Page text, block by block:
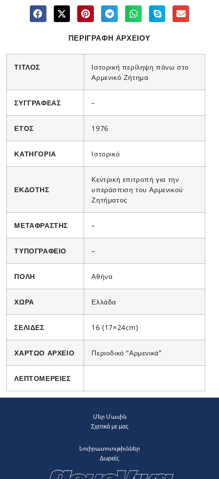
ΠΕΡΙΓΡΑΦΗ ΑΡΧΕΙΟΥ
ΤΙΤΛΟΣ
Ιστορική περίληψη πάνω στο
Αρμενικό Ζήτημα
ΣΥΓΓΡΑΦΕΑΣ –
ΕΤΟΣ 1976
ΚΑΤΗΓΟΡΙΑ Ιστορικό
ΕΚΔΟΤΗΣ
Κεντρική επιτροπή για την
υπεράσπιση του Αρμενικού
Ζητήματος
ΜΕΤΑΦΡΑΣΤΗΣ –
ΤΥΠΟΓΡΑΦΕΙΟ –
ΠΟΛΗ Αθήνα
ΧΩΡΑ Ελλάδα
ΣΕΛΙΔΕΣ 16 (17×24cm)
ΧΑΡΤΩΟ ΑΡΧΕΙΟ Περιοδικό “Αρμενικά”
ΛΕΠΤΟΜΕΡΕΙΕΣ
Մեր Մասին
Σχετικά με μας
Նուիրատուութիւններ
Δωρεές